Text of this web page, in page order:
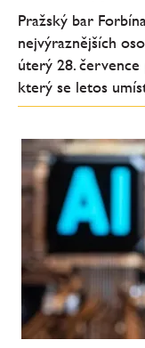
Pražský bar
nejvýraznějších
úterý 28.
který se letos